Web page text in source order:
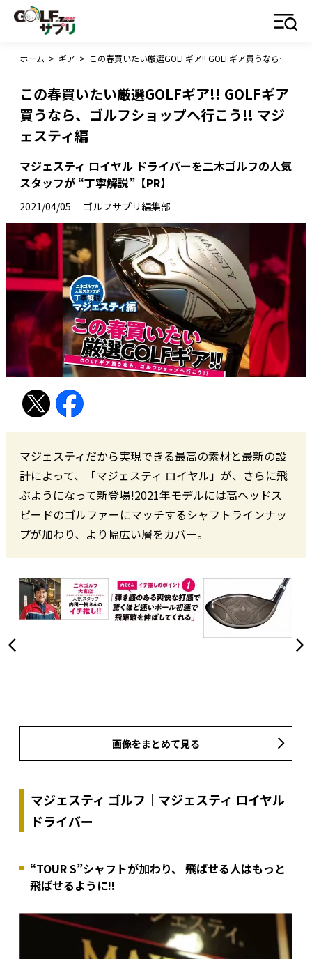
ホーム > ギア > この春買いたい厳選GOLFギア!! GOLFギア買うなら、ゴルフショップへ行こう!! マジェスティ編
この春買いたい厳選GOLFギア!! GOLFギア
買うなら、ゴルフショップへ行こう!! マジ
ェスティ編
マジェスティ ロイヤル ドライバーを二木ゴルフの人気
スタッフが “丁寧解説”【PR】
2021/04/05 ゴルフサプリ編集部
マジェスティだから実現できる最高の素材と最新の設
計によって、「マジェスティ ロイヤル」が、さらに飛
ぶようになって新登場!2021年モデルには高ヘッドス
ピードのゴルファーにマッチするシャフトラインナッ
プが加わり、より幅広い層をカバー。
画像をまとめて見る
マジェスティ ゴルフ｜マジェスティ ロイヤル
ドライバー
“TOUR S”シャフトが加わり、 飛ばせる人はもっと
飛ばせるように!!